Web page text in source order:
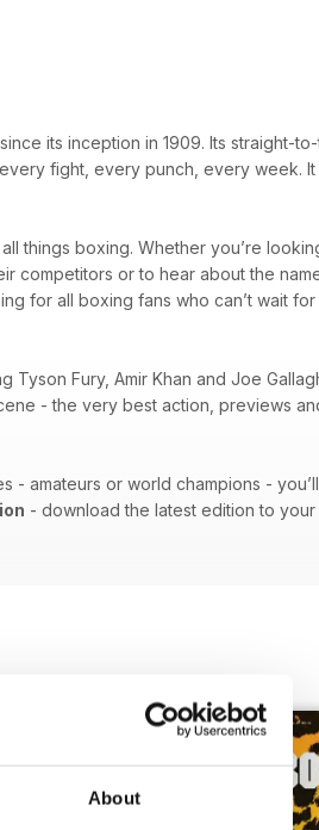
About
its inception in 1909. Its straight-
fight, every punch, every week.
things boxing. Whether you’re
competitors or to hear about the
for all boxing fans who can’t wait
Fury, Amir Khan and Joe
- the very best action, previews
- amateurs or world champions -
- download the latest edition to